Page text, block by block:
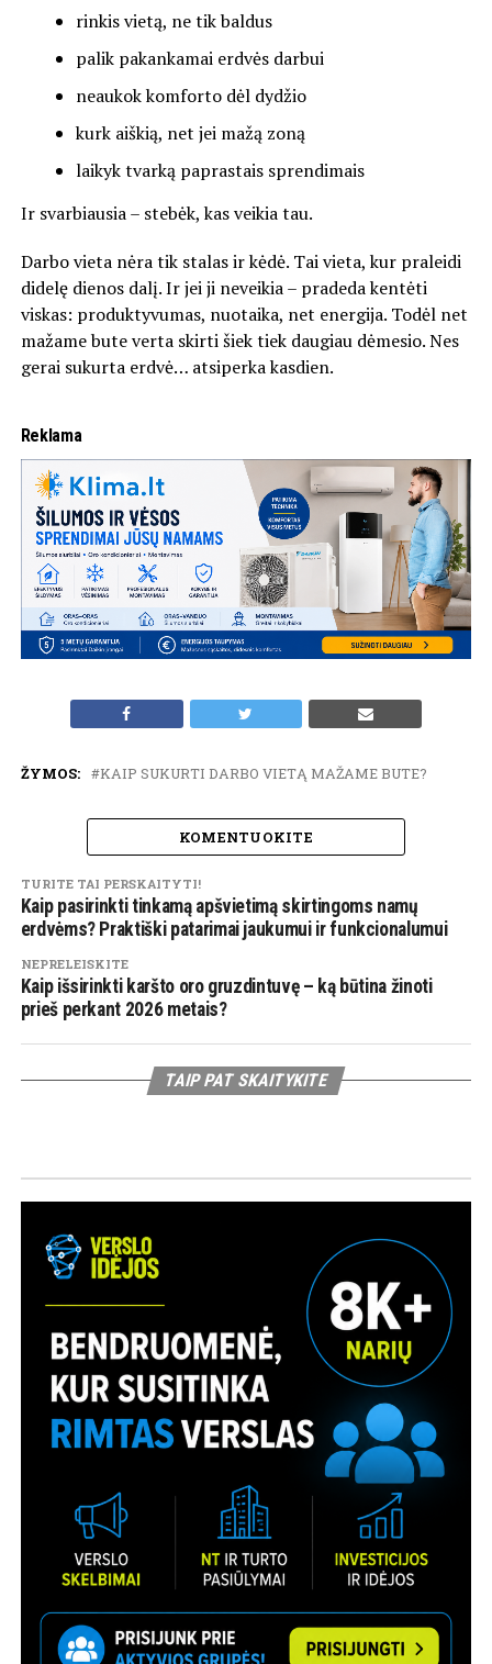
rinkis vietą, ne tik baldus
palik pakankamai erdvės darbui
neaukok komforto dėl dydžio
kurk aiškią, net jei mažą zoną
laikyk tvarką paprastais sprendimais
Ir svarbiausia – stebėk, kas veikia tau.
Darbo vieta nėra tik stalas ir kėdė. Tai vieta, kur praleidi
didelę dienos dalį. Ir jei ji neveikia – pradeda kentėti
viskas: produktyvumas, nuotaika, net energija. Todėl net
mažame bute verta skirti šiek tiek daugiau dėmesio. Nes
gerai sukurta erdvė… atsiperka kasdien.
Reklama
ŽYMOS: KAIP SUKURTI DARBO VIETĄ MAŽAME BUTE?
KOMENTUOKITE
TURITE TAI PERSKAITYTI!
Kaip pasirinkti tinkamą apšvietimą skirtingoms namų
erdvėms? Praktiški patarimai jaukumui ir funkcionalumui
NEPRELEISKITE
Kaip išsirinkti karšto oro gruzdintuvę – ką būtina žinoti
prieš perkant 2026 metais?
TAIP PAT SKAITYKITE